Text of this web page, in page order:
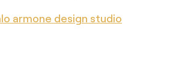
armone design studio